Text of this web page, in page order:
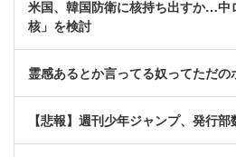
米国、韓国防衛に核持ち出すか…中
核」を検討
霊感あるとか言ってる奴ってただの
【悲報】週刊少年ジャンプ、発行